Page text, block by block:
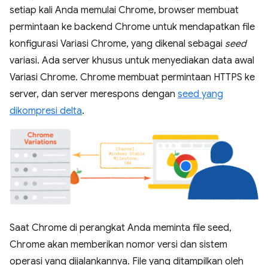
setiap kali Anda memulai Chrome, browser membuat
permintaan ke backend Chrome untuk mendapatkan file
konfigurasi Variasi Chrome, yang dikenal sebagai seed
variasi. Ada server khusus untuk menyediakan data awal
Variasi Chrome. Chrome membuat permintaan HTTPS ke
server, dan server merespons dengan seed yang
dikompresi delta.
Saat Chrome di perangkat Anda meminta file seed,
Chrome akan memberikan nomor versi dan sistem
operasi yang dijalankannya. File yang ditampilkan oleh